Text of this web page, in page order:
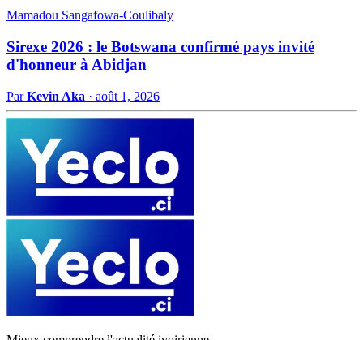
Mamadou Sangafowa-Coulibaly
Sirexe 2026 : le Botswana confirmé pays invité
d'honneur à Abidjan
ParKevin Aka · août 1, 2026